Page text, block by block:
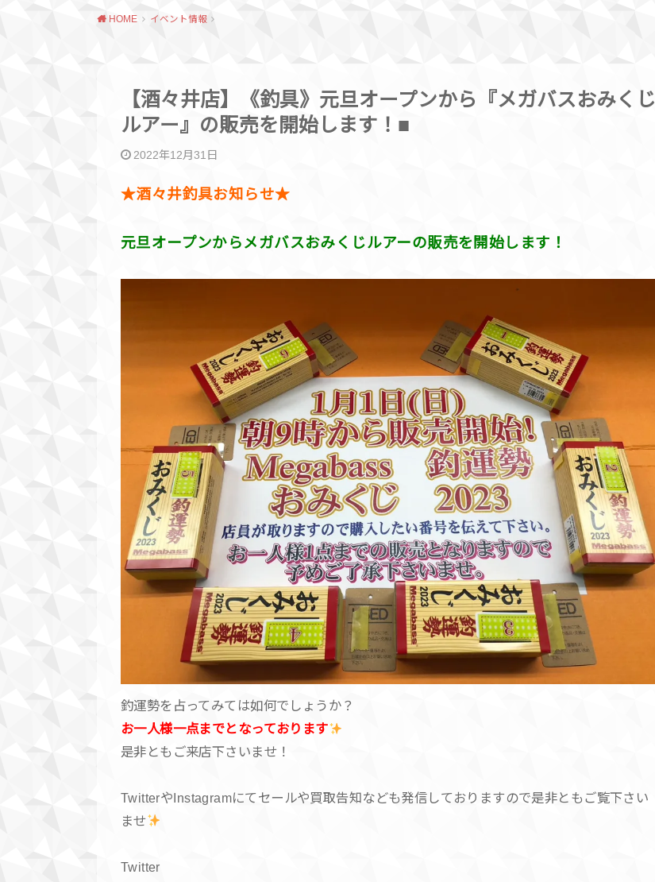
HOME イベント情報
【酒々井店】《釣具》元旦オープンから『メガバスおみくじ
ルアー』の販売を開始します！■
2022年12月31日
★​酒々井釣具お知らせ★
元旦オープンからメガバスおみくじルアーの販売を開始します！
釣運勢を占ってみては如何でしょうか？
お一人様一点までとなっております
是非ともご来店下さいませ！
TwitterやInstagramにてセールや買取告知なども発信しておりますので是非ともご覧下さい
ませ
Twitter